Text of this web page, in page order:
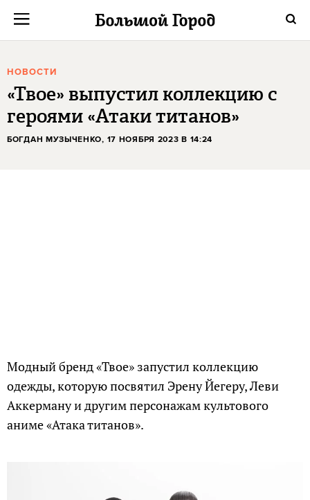
НОВОСТИ
«Твое» выпустил коллекцию с
героями «Атаки титанов»
БОГДАН МУЗЫЧЕНКО, 17 НОЯБРЯ 2023 В 14:24
Модный бренд «Твое» запустил коллекцию
одежды, которую посвятил Эрену Йегеру, Леви
Аккерману и другим персонажам культового
аниме «Атака титанов».